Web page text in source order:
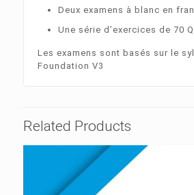
Deux examens à blanc en
Une série d’exercices de 70
Les examens sont basés sur le
Foundation V3
Related Products